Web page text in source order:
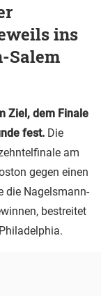
ins
Salem
Ziel, dem Finale
fest. Die
am
gegen einen
die Nagelsmann-
bestreitet